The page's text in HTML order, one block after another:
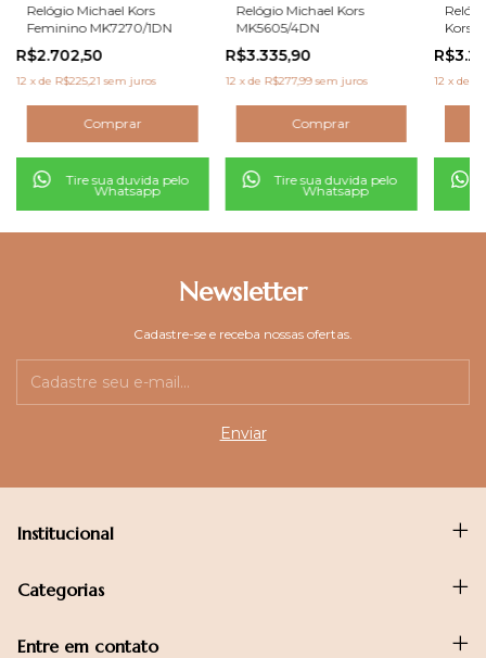
Relógio Michael Kors
Feminino MK7270/1DN
R$2.702,50
12 xde R$225,21 sem juros
Tire sua duvida pelo
Whatsapp
Relógio Michael Kors
MK5605/4DN
R$3.335,90
12 xde R$277,99 sem juros
Tire sua duvida pelo
Whatsapp
Kors
12 x de
Newsletter
Cadastre-se e receba nossas ofertas.
Institucional
Categorias
Entre em contato